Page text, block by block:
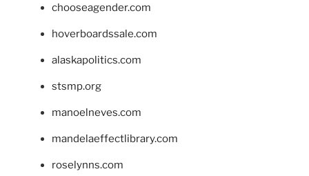
chooseagender.com
hoverboardssale.com
alaskapolitics.com
stsmp.org
manoelneves.com
mandelaeffectlibrary.com
roselynns.com